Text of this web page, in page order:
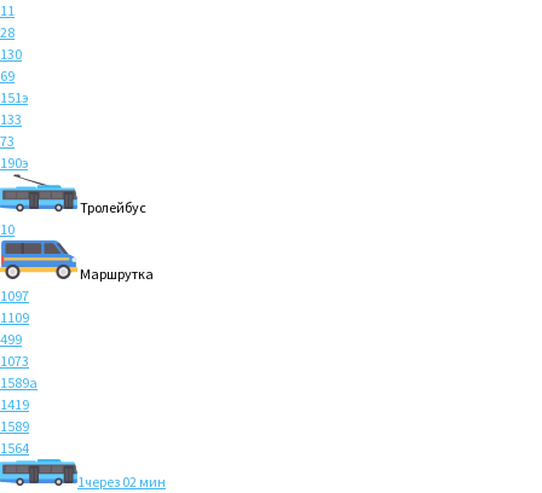
11
28
130
69
151э
133
73
190э
Тролейбус
10
Маршрутка
1097
1109
499
1073
1589а
1419
1589
1564
1через 02 мин